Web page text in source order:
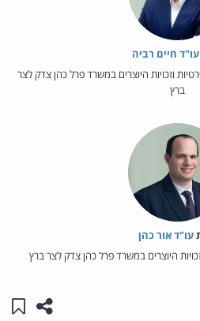
עו"ד חיים רביה
וזכויות היוצרים במשרד פרל כהן צדק לצר
ברץ
עו"ד אור כהן
היוצרים במשרד פרל כהן צדק לצר ברץ
שתפו